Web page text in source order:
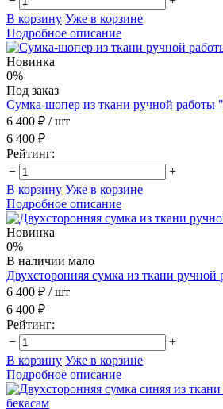
В корзину Уже в корзине
Подробное описание
Новинка
0%
Под заказ
Сумка-шопер из ткани ручной работы
6 400 ₽ / шт
6 400 ₽
Рейтинг:
−
+
В корзину Уже в корзине
Подробное описание
Новинка
0%
В наличии мало
Двухсторонняя сумка из ткани ручной
6 400 ₽ / шт
6 400 ₽
Рейтинг:
−
+
В корзину Уже в корзине
Подробное описание